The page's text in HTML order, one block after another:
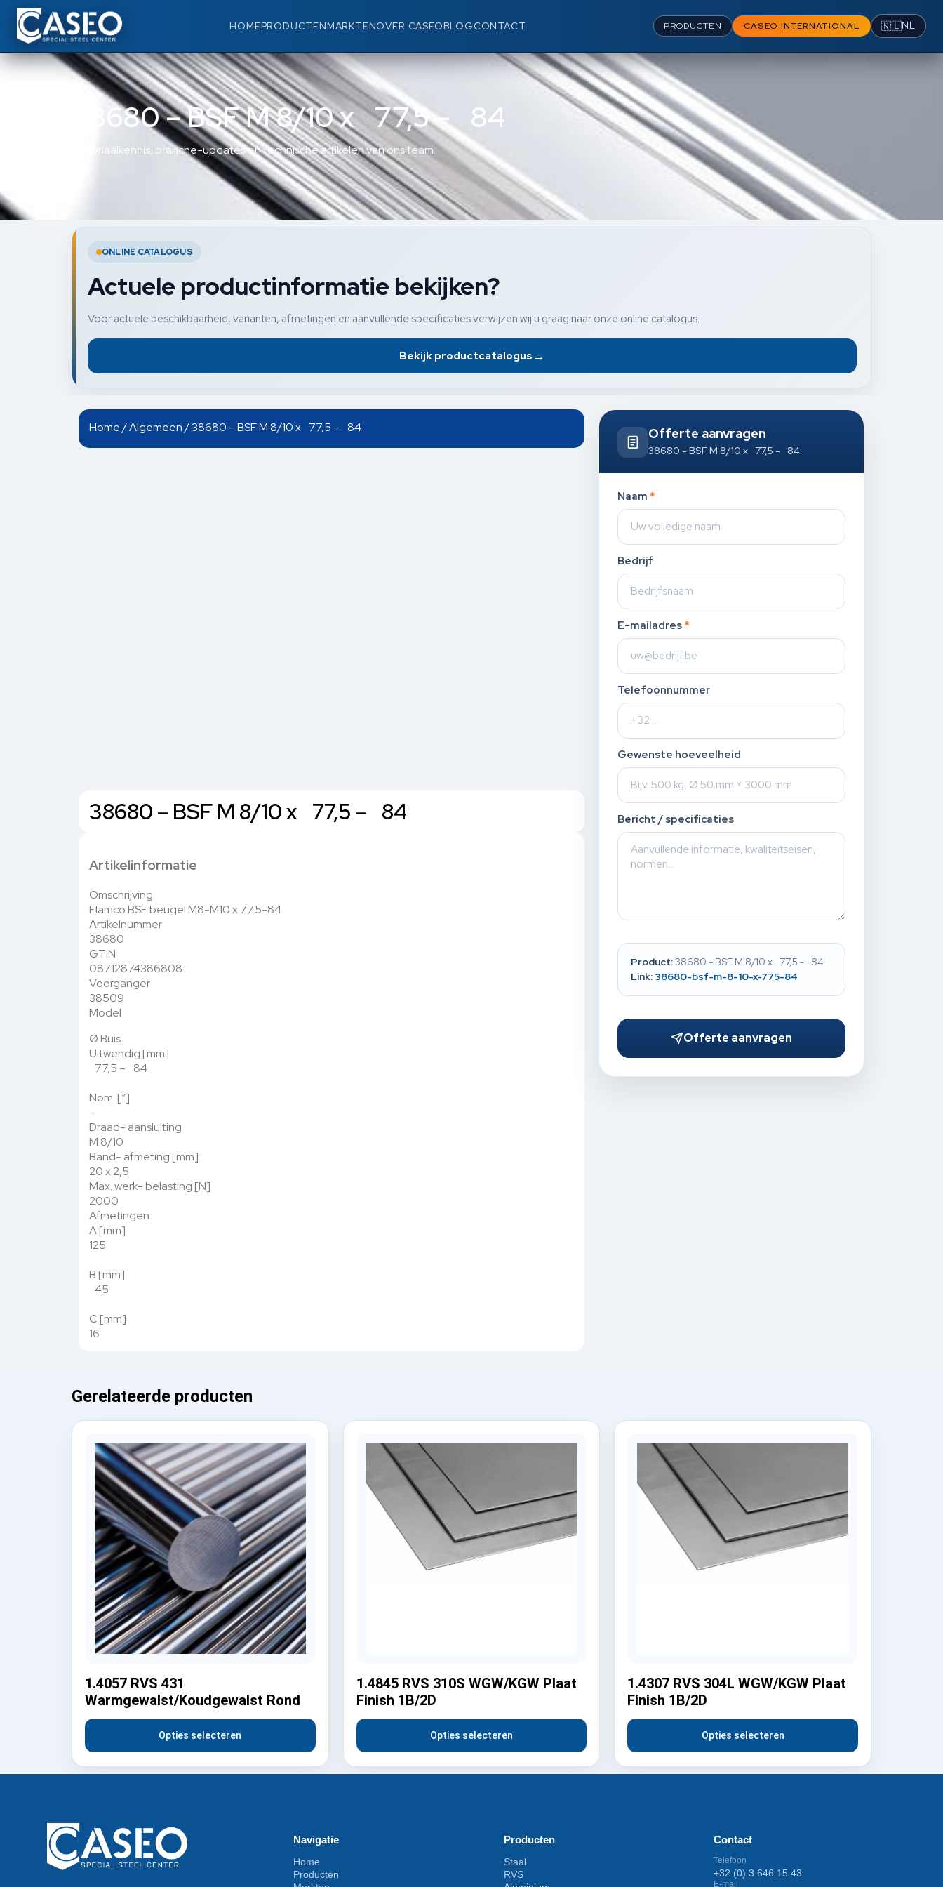
HOMEPRODUCTENMARKTENOVER CASEOBLOGCONTACT PRODUCTEN CASEO INTERNATIONAL 🇳🇱NL
38680 – BSF M 8/10 x 77,5 – 84
Materiaalkennis, branche-updates en technische artikelen van ons team.
ONLINE CATALOGUS
Actuele productinformatie bekijken?
Voor actuele beschikbaarheid, varianten, afmetingen en aanvullende specificaties verwijzen wij u graag naar onze online catalogus.
Bekijk productcatalogus →
Home/Algemeen/ 38680 – BSF M 8/10 x 77,5 – 84
38680 – BSF M 8/10 x 77,5 – 84
Artikelinformatie
Omschrijving
Flamco BSF beugel M8-M10 x 77.5-84
Artikelnummer
38680
GTIN
08712874386808
Voorganger
38509
Model
Ø Buis
Uitwendig [mm]
77,5 – 84
Nom. [“]
–
Draad- aansluiting
M 8/10
Band- afmeting [mm]
20 x 2,5
Max. werk- belasting [N]
2000
Afmetingen
A [mm]
125
B [mm]
45
C [mm]
16
Offerte aanvragen
38680 - BSF M 8/10 x 77,5 - 84
Naam *
Bedrijf
E-mailadres *
Telefoonnummer
Gewenste hoeveelheid
Bericht / specificaties
Product:38680 - BSF M 8/10 x 77,5 - 84
Link: 38680-bsf-m-8-10-x-775-84
Offerte aanvragen
Gerelateerde producten
1.4057 RVS 431
Warmgewalst/Koudgewalst Rond
Opties selecteren
1.4845 RVS 310S WGW/KGW Plaat
Finish 1B/2D
Opties selecteren
1.4307 RVS 304L WGW/KGW Plaat
Finish 1B/2D
Opties selecteren
Navigatie
Home
Producten
Producten
Staal
RVS
Contact
Telefoon
+32 (0) 3 646 15 43
E-mail